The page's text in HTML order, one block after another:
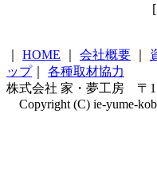
[
HOME 会社概要
ップ｜ 各種取材協力
株式会社 家・夢工房 〒
Copyright (C) ie-yume-